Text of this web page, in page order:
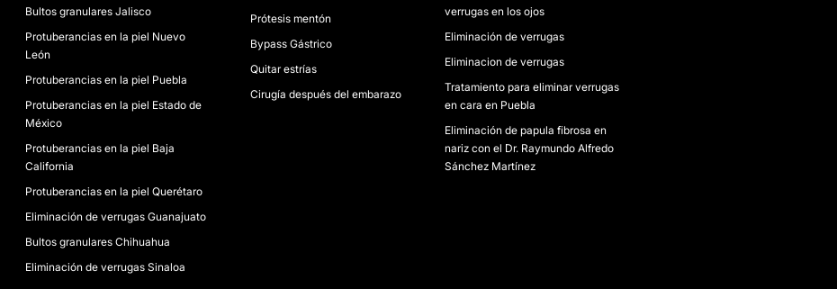
Bultos granulares Jalisco
Protuberancias en la piel Nuevo
León
Protuberancias en la piel Puebla
Protuberancias en la piel Estado de
México
Protuberancias en la piel Baja
California
Protuberancias en la piel Querétaro
Eliminación de verrugas Guanajuato
Bultos granulares Chihuahua
Eliminación de verrugas Sinaloa
Prótesis mentón
Bypass Gástrico
Quitar estrías
Cirugía después del embarazo
verrugas en los ojos
Eliminación de verrugas
Eliminacion de verrugas
Tratamiento para eliminar verrugas
en cara en Puebla
Eliminación de papula fibrosa en
nariz con el Dr. Raymundo Alfredo
Sánchez Martínez